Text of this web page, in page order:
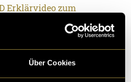
Über Cookies
Erklärvideo zum